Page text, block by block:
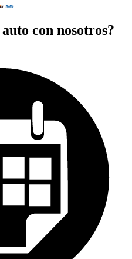
con nosotros?